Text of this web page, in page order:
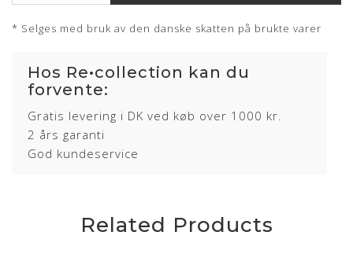
* Selges med bruk av den danske skatten på brukte varer
Hos Re•collection kan du
forvente:
Gratis levering i DK ved køb over 1000 kr.
2 års garanti
God kundeservice
Related Products